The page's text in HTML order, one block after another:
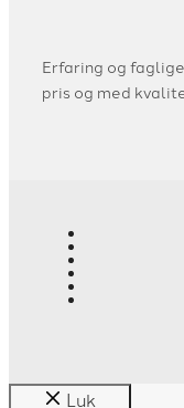
Erfaring og
pris og med
Luk